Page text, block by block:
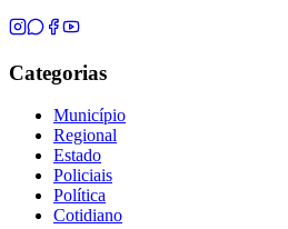
Categorias
Município
Regional
Estado
Policiais
Política
Cotidiano